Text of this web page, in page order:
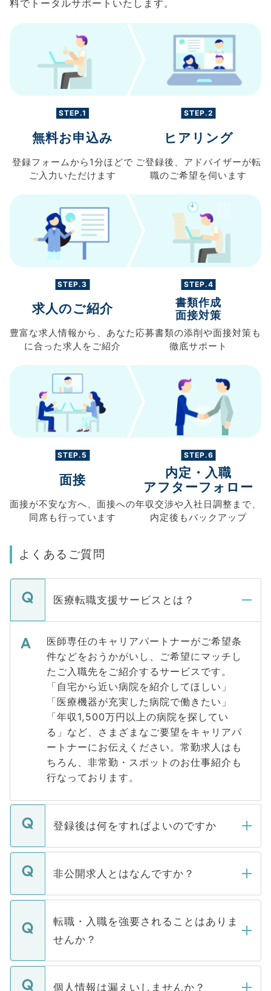
料でトータルサポートいたします。
STEP.1
無料お申込み
登録フォームから 1分ほどで
ご入力 いただけます
STEP.2
ヒアリング
ご登録後、 アドバイザーが転
職のご希望を伺います
STEP.3
求人のご紹介
豊富な求人情報から、 あなた
に合った求人を ご紹介
STEP.4
書類作成
面接対策
応募書類の添削や面接対策も
徹底サポート
STEP.5
面接
面接が不安な方へ、 面接への
同席も行っています
STEP.6
内定・入職
アフターフォロー
年収交渉や入社日調整まで、
内定後もバックアップ
よくあるご質問
医療転職支援サービスとは？
医師専任のキャリアパートナーがご希望条
件などをおうかがいし、ご希望にマッチし
たご入職先をご紹介するサービスです。
「自宅から近い病院を紹介してほしい」
「医療機器が充実した病院で働きたい」
「年収1,500万円以上の病院を探してい
る」など、さまざまなご要望をキャリアパ
ートナーにお伝えください。常勤求人はも
ちろん、非常勤・スポットのお仕事紹介も
行なっております。
登録後は何をすればよいのですか
ご登録いただきましたら、弊社担当者がご
登録内容を確認し、その後メールもしくは
ます。通常、5営業日以内にはご連絡をせて
いただきますので、しばらくお待ちくださ
い。
非公開求人とはなんですか？
マイナビDOCTORで取り扱っている求人の
うち約3割は、Webサイトからご覧いただ
けない「非公開求人」です。非公開求人は
下記の理由によって、一般には公開してい
ません。
転職・入職を強要されることはありま
せんか？
転職・入職を強要することは一切ありませ
ん。また、仮に応募先から内定をいただい
個人情報は漏えいしませんか？